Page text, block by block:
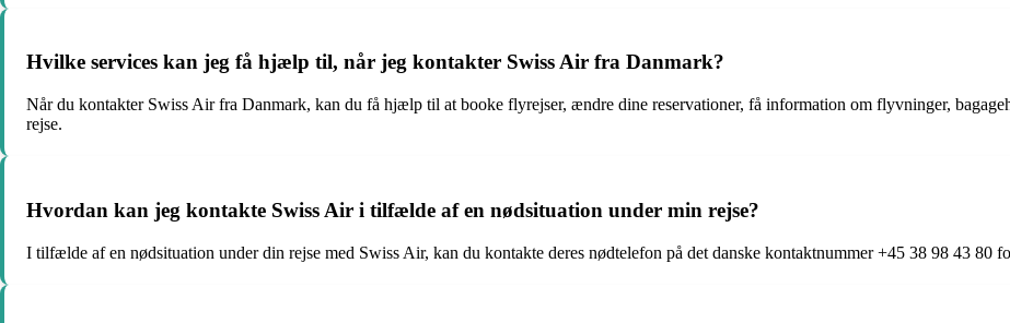
Hvilke services kan jeg få hjælp til, når jeg kontakter Swiss Air fra Danmark?
Når du kontakter Swiss Air fra Danmark, kan du få hjælp til at booke flyrejser, ændre dine reservationer, få information om flyvninger,
rejse.
Hvordan kan jeg kontakte Swiss Air i tilfælde af en nødsituation under min rejse?
I tilfælde af en nødsituation under din rejse med Swiss Air, kan du kontakte deres nødtelefon på det danske kontaktnummer +45 38 98 43 80